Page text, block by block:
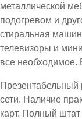
металлической
подогревом и
стиральная
телевизоры и
все необходимое.
Презентабельный
сети. Наличие
карт. Полный